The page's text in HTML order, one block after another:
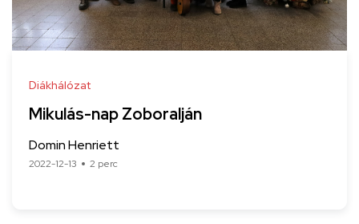
Diákhálózat
Mikulás-nap Zoboralján
Domin Henriett
2022-12-13 2 perc